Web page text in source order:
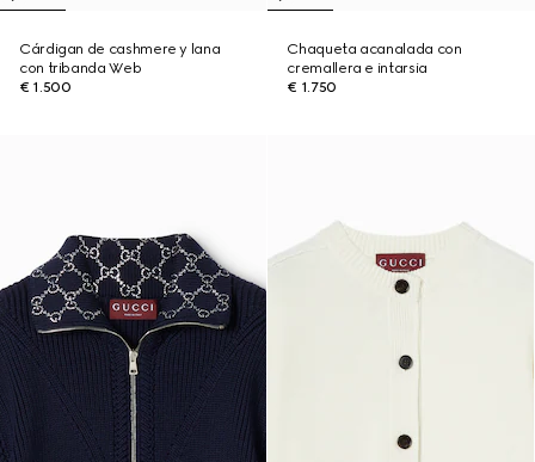
Cárdigan de cashmere y lana
con tribanda Web
€ 1.500
Chaqueta acanalada con
cremallera e intarsia
€ 1.750